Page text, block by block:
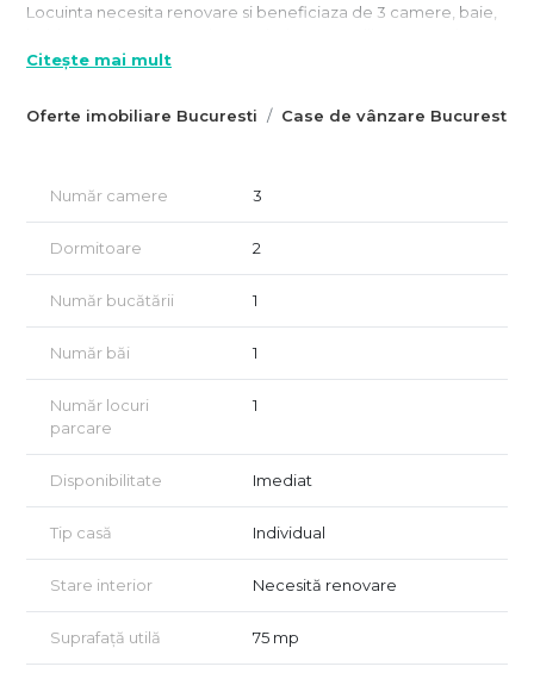
Oferte imobiliare Bucuresti Case de vânzare Bucuresti
Locuinta necesita renovare si beneficiaza de 3 camere, baie,
aprox 120 mp.
In cazul in care oferta noastra v-a captat atentia, va asteptam
la o vizionare!
achizitionarea prin credit!
Citește mai mult
Număr camere 3
Dormitoare 2
Număr bucătării 1
Număr băi 1
Număr locuri
parcare
1
Disponibilitate Imediat
Tip casă Individual
Stare interior Necesită renovare
Suprafață utilă 75 mp